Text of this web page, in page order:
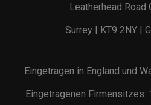
Leatherhead Road
Surrey | KT9 2NY |
Eingetragen in England und
Eingetragenen Firmensitzes: